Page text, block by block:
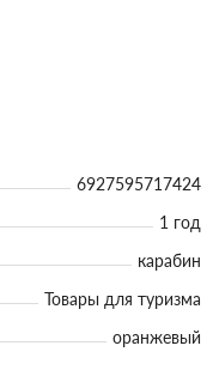
6927595717424
1 год
карабин
Товары для туризма
оранжевый